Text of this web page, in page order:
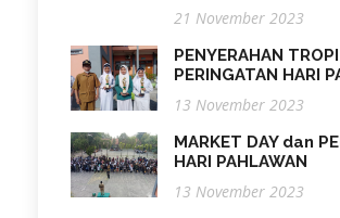
21 November 2023
PENYERAHAN
PERINGATAN HARI
13 November 2023
MARKET DAY dan
HARI PAHLAWAN
13 November 2023